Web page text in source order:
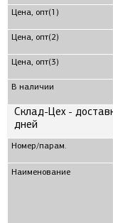
Цена, опт(1)
Цена, опт(2)
Цена, опт(3)
В наличии
Склад-Цех -
дней
Номер/парам.
Наименование